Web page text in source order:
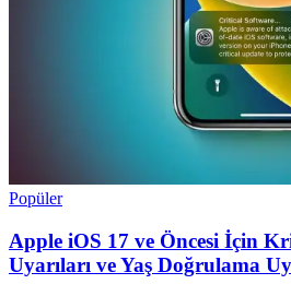
Popüler
Apple iOS 17 ve Öncesi İçin
Uyarıları ve Yaş Doğrulama